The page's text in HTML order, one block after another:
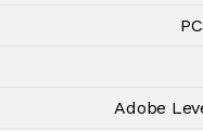
Adobe